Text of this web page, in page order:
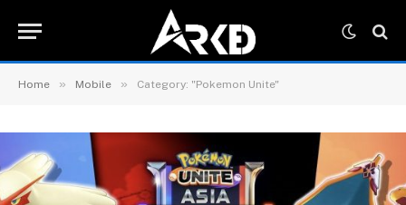
Home » Mobile » Category: "Pokemon Unite"